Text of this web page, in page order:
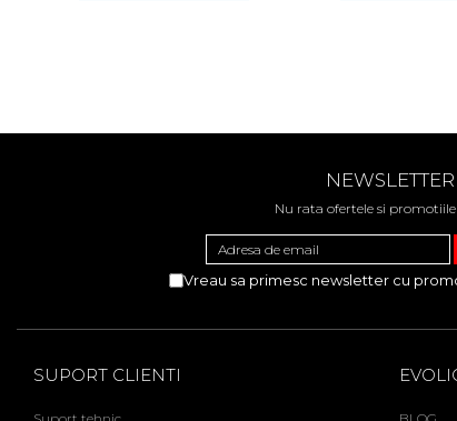
NEWSLETTER
Nu rata ofertele si
Vreau sa primesc newsletter cu
SUPORT CLIENTI